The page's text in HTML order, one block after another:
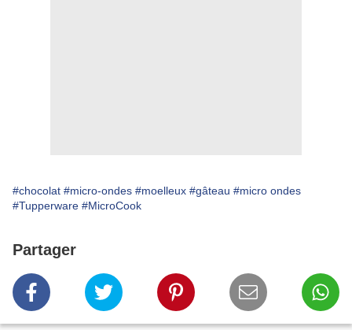
#chocolat #micro-ondes #moelleux #gâteau #micro ondes
#Tupperware #MicroCook
Partager